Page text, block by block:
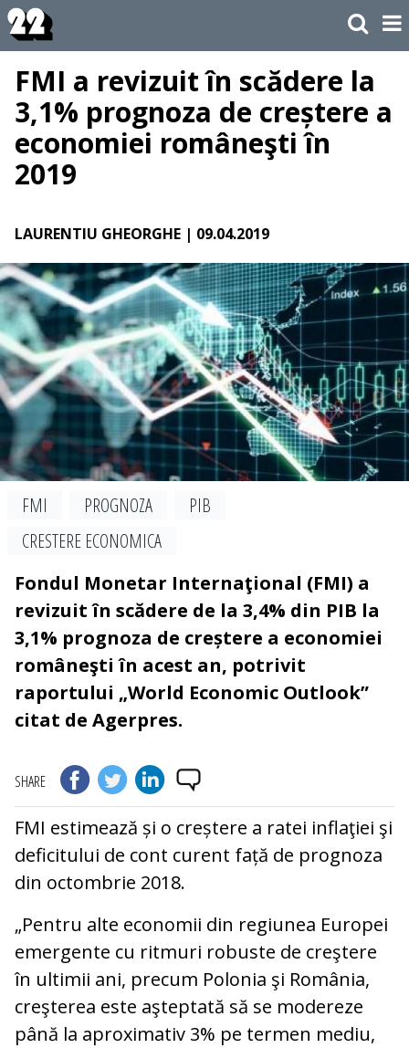
FMI a revizuit în scădere la
3,1% prognoza de creștere a
economiei româneşti în
2019
LAURENTIU GHEORGHE | 09.04.2019
FMI PROGNOZA
PIB
CRESTERE ECONOMICA
Fondul Monetar Internaţional (FMI) a
revizuit în scădere de la 3,4% din PIB la
3,1% prognoza de creștere a economiei
româneşti în acest an, potrivit
raportului „World Economic Outlook”
citat de Agerpres.
SHARE
FMI estimează și o creștere a ratei inflaţiei şi
deficitului de cont curent față de prognoza
din octombrie 2018.
„Pentru alte economii din regiunea Europei
emergente cu ritmuri robuste de creştere
în ultimii ani, precum Polonia şi România,
creşterea este aşteptată să se modereze
până la aproximativ 3% pe termen mediu,